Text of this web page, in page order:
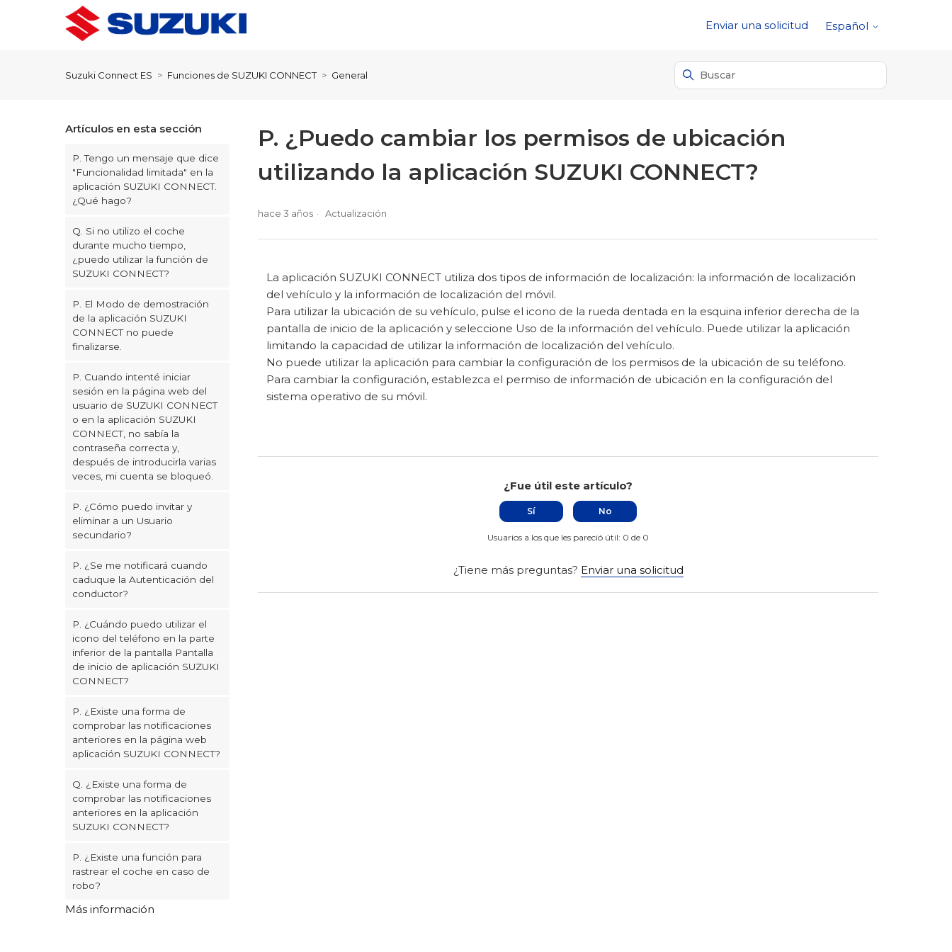
Enviar una solicitud Español
Suzuki Connect ES Funciones de SUZUKI CONNECT General
Artículos en esta sección
P. Tengo un mensaje que dice
"Funcionalidad limitada" en la
aplicación SUZUKI CONNECT.
¿Qué hago?
Q. Si no utilizo el coche
durante mucho tiempo,
¿puedo utilizar la función de
SUZUKI CONNECT?
P. El Modo de demostración
de la aplicación SUZUKI
CONNECT no puede
finalizarse.
P. Cuando intenté iniciar
sesión en la página web del
usuario de SUZUKI CONNECT
o en la aplicación SUZUKI
CONNECT, no sabía la
contraseña correcta y,
después de introducirla varias
veces, mi cuenta se bloqueó.
P. ¿Cómo puedo invitar y
eliminar a un Usuario
secundario?
P. ¿Se me notificará cuando
caduque la Autenticación del
conductor?
P. ¿Cuándo puedo utilizar el
icono del teléfono en la parte
inferior de la pantalla Pantalla
de inicio de aplicación SUZUKI
CONNECT?
P. ¿Existe una forma de
comprobar las notificaciones
anteriores en la página web
aplicación SUZUKI CONNECT?
Q. ¿Existe una forma de
comprobar las notificaciones
anteriores en la aplicación
SUZUKI CONNECT?
P. ¿Existe una función para
rastrear el coche en caso de
robo?
Más información
P. ¿Puedo cambiar los permisos de ubicación
utilizando la aplicación SUZUKI CONNECT?
hace 3 años Actualización
La aplicación SUZUKI CONNECT utiliza dos tipos de información de localización: la información de localización
del vehículo y la información de localización del móvil.
Para utilizar la ubicación de su vehículo, pulse el icono de la rueda dentada en la esquina inferior derecha de la
pantalla de inicio de la aplicación y seleccione Uso de la información del vehículo. Puede utilizar la aplicación
limitando la capacidad de utilizar la información de localización del vehículo.
No puede utilizar la aplicación para cambiar la configuración de los permisos de la ubicación de su teléfono.
Para cambiar la configuración, establezca el permiso de información de ubicación en la configuración del
sistema operativo de su móvil.
¿Fue útil este artículo?
Sí No
Usuarios a los que les pareció útil: 0 de 0
¿Tiene más preguntas? Enviar una solicitud